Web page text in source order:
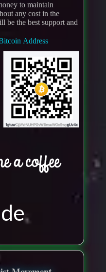
to maintain
any cost in the
be the best support and
Address